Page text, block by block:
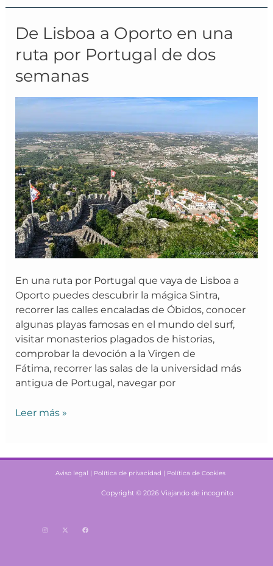
De Lisboa a Oporto en una
ruta por Portugal de dos
semanas
En una ruta por Portugal que vaya de Lisboa a
Oporto puedes descubrir la mágica Sintra,
recorrer las calles encaladas de Óbidos, conocer
algunas playas famosas en el mundo del surf,
visitar monasterios plagados de historias,
comprobar la devoción a la Virgen de
Fátima, recorrer las salas de la universidad más
antigua de Portugal, navegar por
De
a
Oporto
una
por
Portugal
de
dos
semanas
Leer más »
Aviso legal | Política de privacidad | Política de Cookies
Copyright © 2026 Viajando de incognito